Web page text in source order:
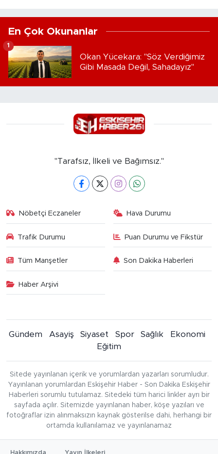
En Çok Okunanlar
Okan Yücekara: "Söz Verdiğimiz
Gibi Masada Değil, Sahadayız"
1
"Tarafsız, İlkeli ve Bağımsız."
Nöbetçi Eczaneler Hava Durumu
Trafik Durumu Puan Durumu ve Fikstür
Tüm Manşetler Son Dakika Haberleri
Haber Arşivi
Gündem Asayiş Siyaset Spor Sağlık
Ekonomi
Eğitim
Sitede yayınlanan içerik ve yorumlardan yazarları sorumludur.
Yayınlanan yorumlardan Eskişehir Haber - Son Dakika Eskişehir
Haberleri sorumlu tutulamaz. Sitedeki tüm harici linkler ayrı bir
sayfada açılır. Sitemizde yayınlanan haber, köşe yazıları ve
fotoğraflar izin alınmaksızın kaynak gösterilse dahi, herhangi bir
ortamda kullanılamaz ve yayınlanamaz